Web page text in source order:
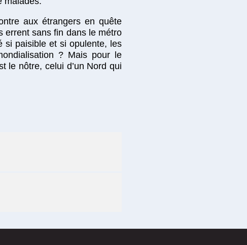
aux étrangers en quête
errent sans fin dans le métro
si paisible et si opulente, les
? Mais pour le
le nôtre, celui d’un Nord qui